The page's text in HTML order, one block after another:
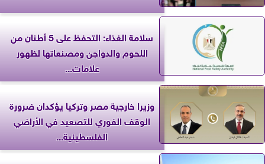
سلامة الغذاء: التحفظ على 5 أطنان من
اللحوم والدواجن ومصنعاتها لظهور
علامات...
وزيرا خارجية مصر وتركيا يؤكدان ضرورة
الوقف الفوري للتصعيد في الأراضي
الفلسطينية...